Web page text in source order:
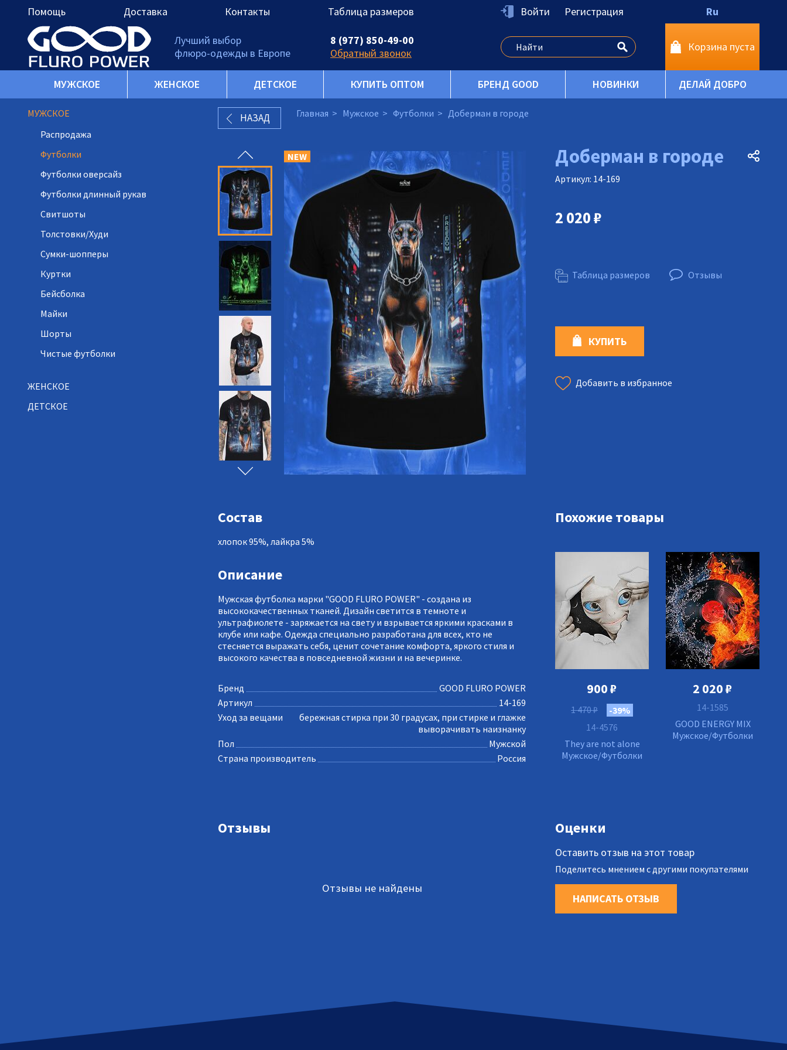
Помощь Доставка Контакты Таблица размеров Войти Регистрация Ru
Лучший выбор
флюро-одежды в Европе
8 (977) 850-49-00
Обратный звонок
Корзина пуста
МУЖСКОЕ ЖЕНСКОЕ ДЕТСКОЕ КУПИТЬ ОПТОМ БРЕНД GOOD НОВИНКИ ДЕЛАЙ ДОБРО
МУЖСКОЕ
Распродажа
Футболки
Футболки оверсайз
Футболки длинный рукав
Свитшоты
Толстовки/Худи
Сумки-шопперы
Куртки
Бейсболка
Майки
Шорты
Чистые футболки
ЖЕНСКОЕ
ДЕТСКОЕ
НАЗАД Главная Мужское Футболки Доберман в городе
NEW Доберман в городе
Артикул: 14-169
2 020₽
Таблица размеров Отзывы
КУПИТЬ
Добавить в избранное
Состав
хлопок 95%, лайкра 5%
Описание
Мужская футболка марки "GOOD FLURO POWER" - создана из
высококачественных тканей. Дизайн светится в темноте и
ультрафиолете - заряжается на свету и взрывается яркими красками в
клубе или кафе. Одежда специально разработана для всех, кто не
стесняется выражать себя, ценит сочетание комфорта, яркого стиля и
высокого качества в повседневной жизни и на вечеринке.
Бренд
GOOD FLURO POWER
Артикул
14-169
Уход за вещами
бережная стирка при 30 градусах, при стирке и глажке
выворачивать наизнанку
Пол
Мужской
Страна производитель
Россия
Похожие товары
900₽
1 470₽
-39%
14-4576
They are not alone
Мужское/Футболки
2 020₽
14-1585
GOOD ENERGY MIX
Мужское/Футболки
Отзывы
Отзывы не найдены
Оценки
Оставить отзыв на этот товар
Поделитесь мнением с другими покупателями
НАПИСАТЬ ОТЗЫВ